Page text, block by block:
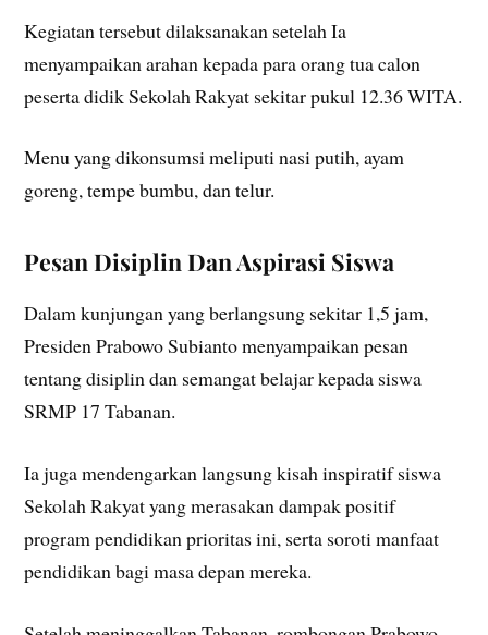
Kegiatan tersebut dilaksanakan setelah Ia
menyampaikan arahan kepada para orang tua calon
peserta didik Sekolah Rakyat sekitar pukul 12.36 WITA.
Menu yang dikonsumsi meliputi nasi putih, ayam
goreng, tempe bumbu, dan telur.
Pesan Disiplin Dan Aspirasi Siswa
Dalam kunjungan yang berlangsung sekitar 1,5 jam,
Presiden Prabowo Subianto menyampaikan pesan
tentang disiplin dan semangat belajar kepada siswa
SRMP 17 Tabanan.
Ia juga mendengarkan langsung kisah inspiratif siswa
Sekolah Rakyat yang merasakan dampak positif
program pendidikan prioritas ini, serta soroti manfaat
pendidikan bagi masa depan mereka.